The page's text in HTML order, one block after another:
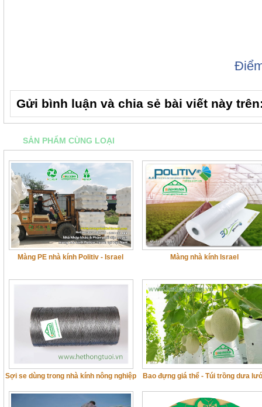
Gửi bình luận và chia sẻ bài viết này
SẢN PHẨM CÙNG LOẠI
Màng PE nhà kính Politiv - Israel Màng nhà kính Israel
Sợi se dùng trong nhà kính nông nghiệp Bao đựng giá thể - Túi trồng dưa